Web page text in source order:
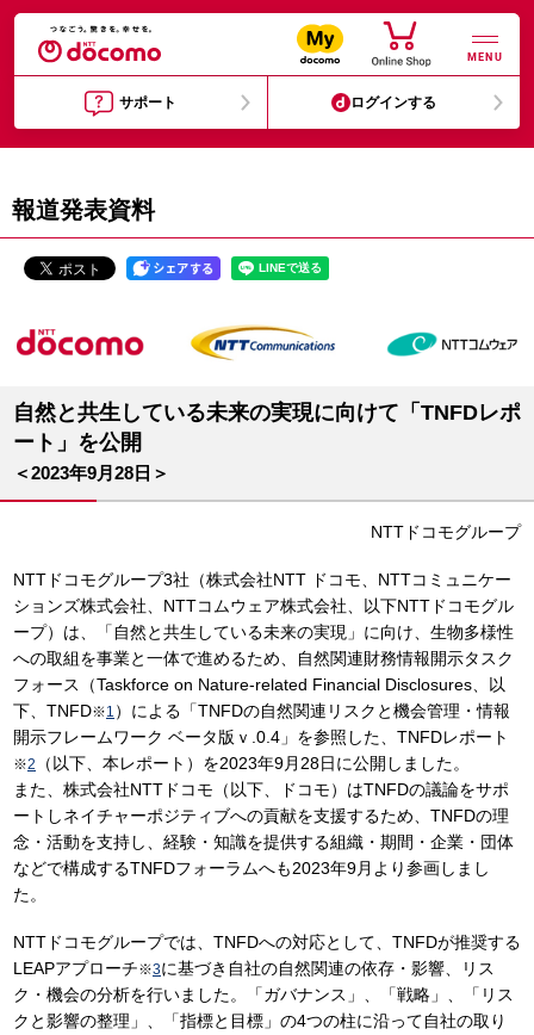
MENU
サポート ログインする
報道発表資料
自然と共生している未来の実現に向けて「TNFDレポ
ート」を公開
＜2023年9月28日＞
NTTドコモグループ
NTTドコモグループ3社（株式会社NTT ドコモ、NTTコミュニケー
ションズ株式会社、NTTコムウェア株式会社、以下NTTドコモグル
ープ）は、「自然と共生している未来の実現」に向け、生物多様性
への取組を事業と一体で進めるため、自然関連財務情報開示タスク
フォース（Taskforce on Nature-related Financial Disclosures、以
下、TNFD※1 ）による「TNFDの自然関連リスクと機会管理・情報
開示フレームワーク ベータ版ｖ.0.4」を参照した、TNFDレポート
※2
（以下、本レポート）を2023年9月28日に公開しました。
また、株式会社NTTドコモ（以下、ドコモ）はTNFDの議論をサポ
ートしネイチャーポジティブへの貢献を支援するため、TNFDの理
念・活動を支持し、経験・知識を提供する組織・期間・企業・団体
などで構成するTNFDフォーラムへも2023年9月より参画しまし
た。
NTTドコモグループでは、TNFDへの対応として、TNFDが推奨する
LEAPアプローチ※3に基づき自社の自然関連の依存・影響、リス
ク・機会の分析を行いました。「ガバナンス」、「戦略」、「リス
クと影響の整理」、「指標と目標」の4つの柱に沿って自社の取り